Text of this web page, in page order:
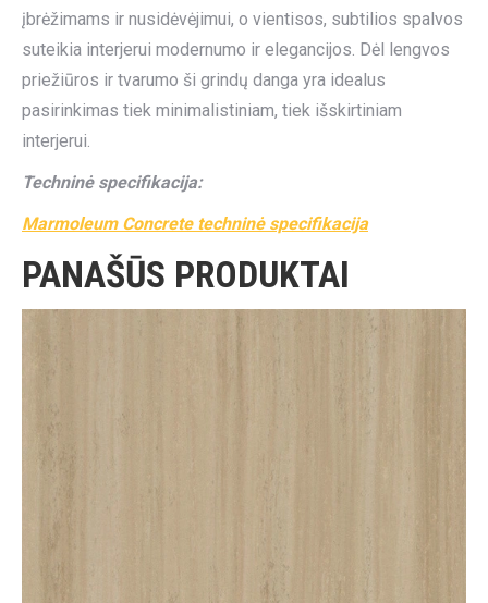
įbrėžimams ir nusidėvėjimui, o vientisos, subtilios spalvos
suteikia interjerui modernumo ir elegancijos. Dėl lengvos
priežiūros ir tvarumo ši grindų danga yra idealus
pasirinkimas tiek minimalistiniam, tiek išskirtiniam
interjerui.
Techninė specifikacija:
Marmoleum Concrete techninė specifikacija
PANAŠŪS PRODUKTAI